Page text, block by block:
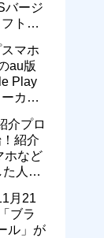
バージ
トウ
マホ
au版
Play
カー
介プロ
紹介
ホなど
人は
月21
ブラ
ル」が